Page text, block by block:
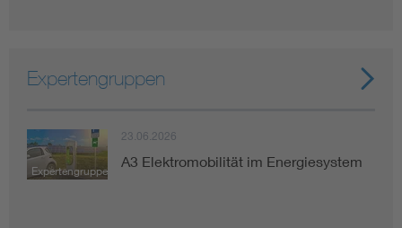
Expertengruppen
Expertengruppe
23.06.2026
A3 Elektromobilität im Energiesystem